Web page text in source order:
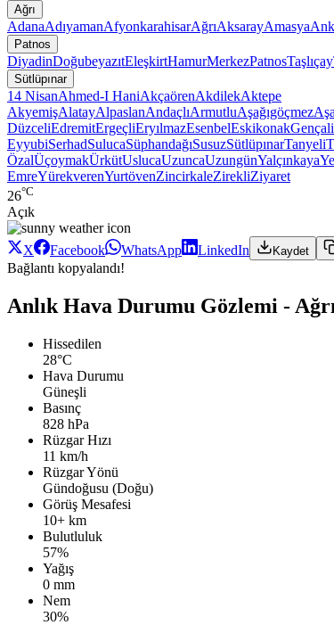
Ağrı
AdanaAdıyamanAfyonkarahisarAğrıAksarayAmasya
Patnos
DiyadinDoğubeyazıtEleşkirtHamurMerkezPatnosTaşlıçay
Sütlüpınar
14 NisanAhmed-I HaniAkçaörenAkdilekAktepe
AkyemişAlatayAlpaslanAndaçlıArmutluAşağıgöçmez
DüzceliEdremitErgeçliEryılmazEsenbelEskikonakGençali
EyyubiSerhadSulucaSüphandağıSusuzSütlüpınarTanyeli
ÖzalÜçoymakÜrkütUslucaUzuncaUzungünYalçınkaya
EmreYürekverenYurtövenZincirkaleZirekliZiyaret
26°C
Açık
X Facebook WhatsApp LinkedIn Kaydet
Bağlantı kopyalandı!
Anlık Hava Durumu Gözlemi -
Hissedilen
28°C
Hava Durumu
Güneşli
Basınç
828 hPa
Rüzgar Hızı
11 km/h
Rüzgar Yönü
Gündoğusu (Doğu)
Görüş Mesafesi
10+ km
Bulutluluk
57%
Yağış
0 mm
Nem
30%